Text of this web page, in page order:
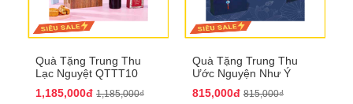
Quà Tặng Trung Thu
Lạc Nguyệt QTTT10
1,185,000đ 1,185,000₫
Quà Tặng Trung Thu
Ước Nguyện Như Ý
815,000đ 815,000₫